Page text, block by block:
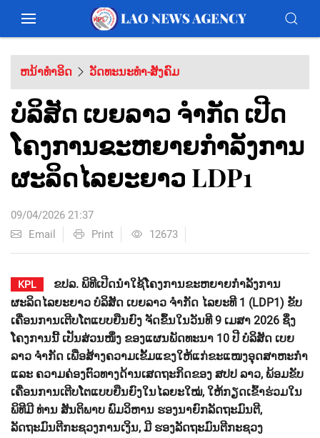
ຫນ້າທຳອິດ ວັດທະນະທຳ-ສັງຄົມ
ບໍລິສັດ ເບຍລາວ ຈຳກັດ ເປີດ
ໂຄງການຂະຫຍາຍກຳລັງການ
ຜະລິດໄລຍະຍາວ LDP1
09/04/2026 21:37
Email
Print 12673
KPL
ຂປລ. ພິທີເປີດນໍາໃຊ້ໂຄງການຂະຫຍາຍກຳລັງການ
ຜະລິດໄລຍະຍາວ ບໍລິສັດ ເບຍລາວ ຈຳກັດ ໄລຍະທີ 1 (LDP1) ຂັບ
ເຄື່ອນການເຕີບໂຕແບບຍືນຍົງ ຈັດຂຶ້ນໃນວັນທີ 9 ເມສາ 2026 ຊຶ່ງ
ໂຄງການນີ້ ເປັນສ່ວນໜຶ່ງ ຂອງແຜນພັດທະນາ 10 ປີ ບໍລິສັດ ເບຍ
ລາວ ຈຳກັດ ເພື່ອສ້າງຄວາມເຂັ້ມແຂງໃຫ້ແກ່ຂະແໜງອຸດສາຫະກຳ
ແລະ ຄວາມຄ່ອງຕົວທາງດ້ານເສດຖະກິດຂອງ ສປປ ລາວ, ພ້ອມຂັບ
ເຄື່ອນການເຕີບໂຕແບບຍືນຍົງໃນໄລຍະໃໝ່, ໃຫ້ກຽດເຂົ້າຮ່ວມໃນ
ພິທີມີ ທ່ານ ສັນຕິພາບ ພົມວິຫານ ຮອງນາຍົກລັດຖະມົນຕີ,
ລັດຖະມົນຕີກະຊວງການເງິນ, ມີ ຮອງລັດຖະມົນຕີກະຊວງ